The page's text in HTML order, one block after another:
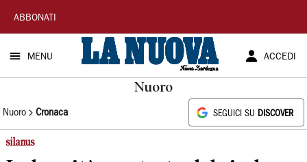
La
Nuova
Sardegna
ABBONATI
MENU ACCEDI
Nuoro
Nuoro Cronaca SEGUICI SU DISCOVER
silanus